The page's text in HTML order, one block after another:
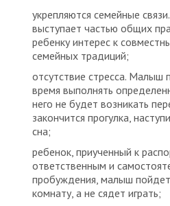
укрепляются семейные
выступает частью общих
ребенку интерес к
семейных традиций;
отсутствие стресса.
время выполнять
него не будет возникать
закончится прогулка,
сна;
ребенок, приученный к
ответственным и
пробуждения, малыш
комнату, а не сядет играть;